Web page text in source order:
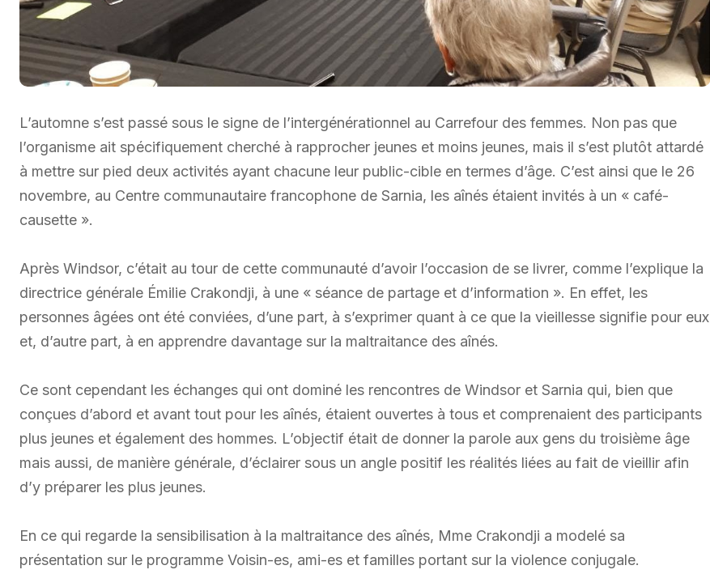
L’automne s’est passé sous le signe de l’intergénérationnel au Carrefour des femmes. Non pas que
l’organisme ait spécifiquement cherché à rapprocher jeunes et moins jeunes, mais il s’est plutôt attardé
à mettre sur pied deux activités ayant chacune leur public-cible en termes d’âge. C’est ainsi que le 26
novembre, au Centre communautaire francophone de Sarnia, les aînés étaient invités à un « café-
causette ».
Après Windsor, c’était au tour de cette communauté d’avoir l’occasion de se livrer, comme l’explique la
directrice générale Émilie Crakondji, à une « séance de partage et d’information ». En effet, les
personnes âgées ont été conviées, d’une part, à s’exprimer quant à ce que la vieillesse signifie pour eux
et, d’autre part, à en apprendre davantage sur la maltraitance des aînés.
Ce sont cependant les échanges qui ont dominé les rencontres de Windsor et Sarnia qui, bien que
conçues d’abord et avant tout pour les aînés, étaient ouvertes à tous et comprenaient des participants
plus jeunes et également des hommes. L’objectif était de donner la parole aux gens du troisième âge
mais aussi, de manière générale, d’éclairer sous un angle positif les réalités liées au fait de vieillir afin
d’y préparer les plus jeunes.
En ce qui regarde la sensibilisation à la maltraitance des aînés, Mme Crakondji a modelé sa
présentation sur le programme Voisin-es, ami-es et familles portant sur la violence conjugale.